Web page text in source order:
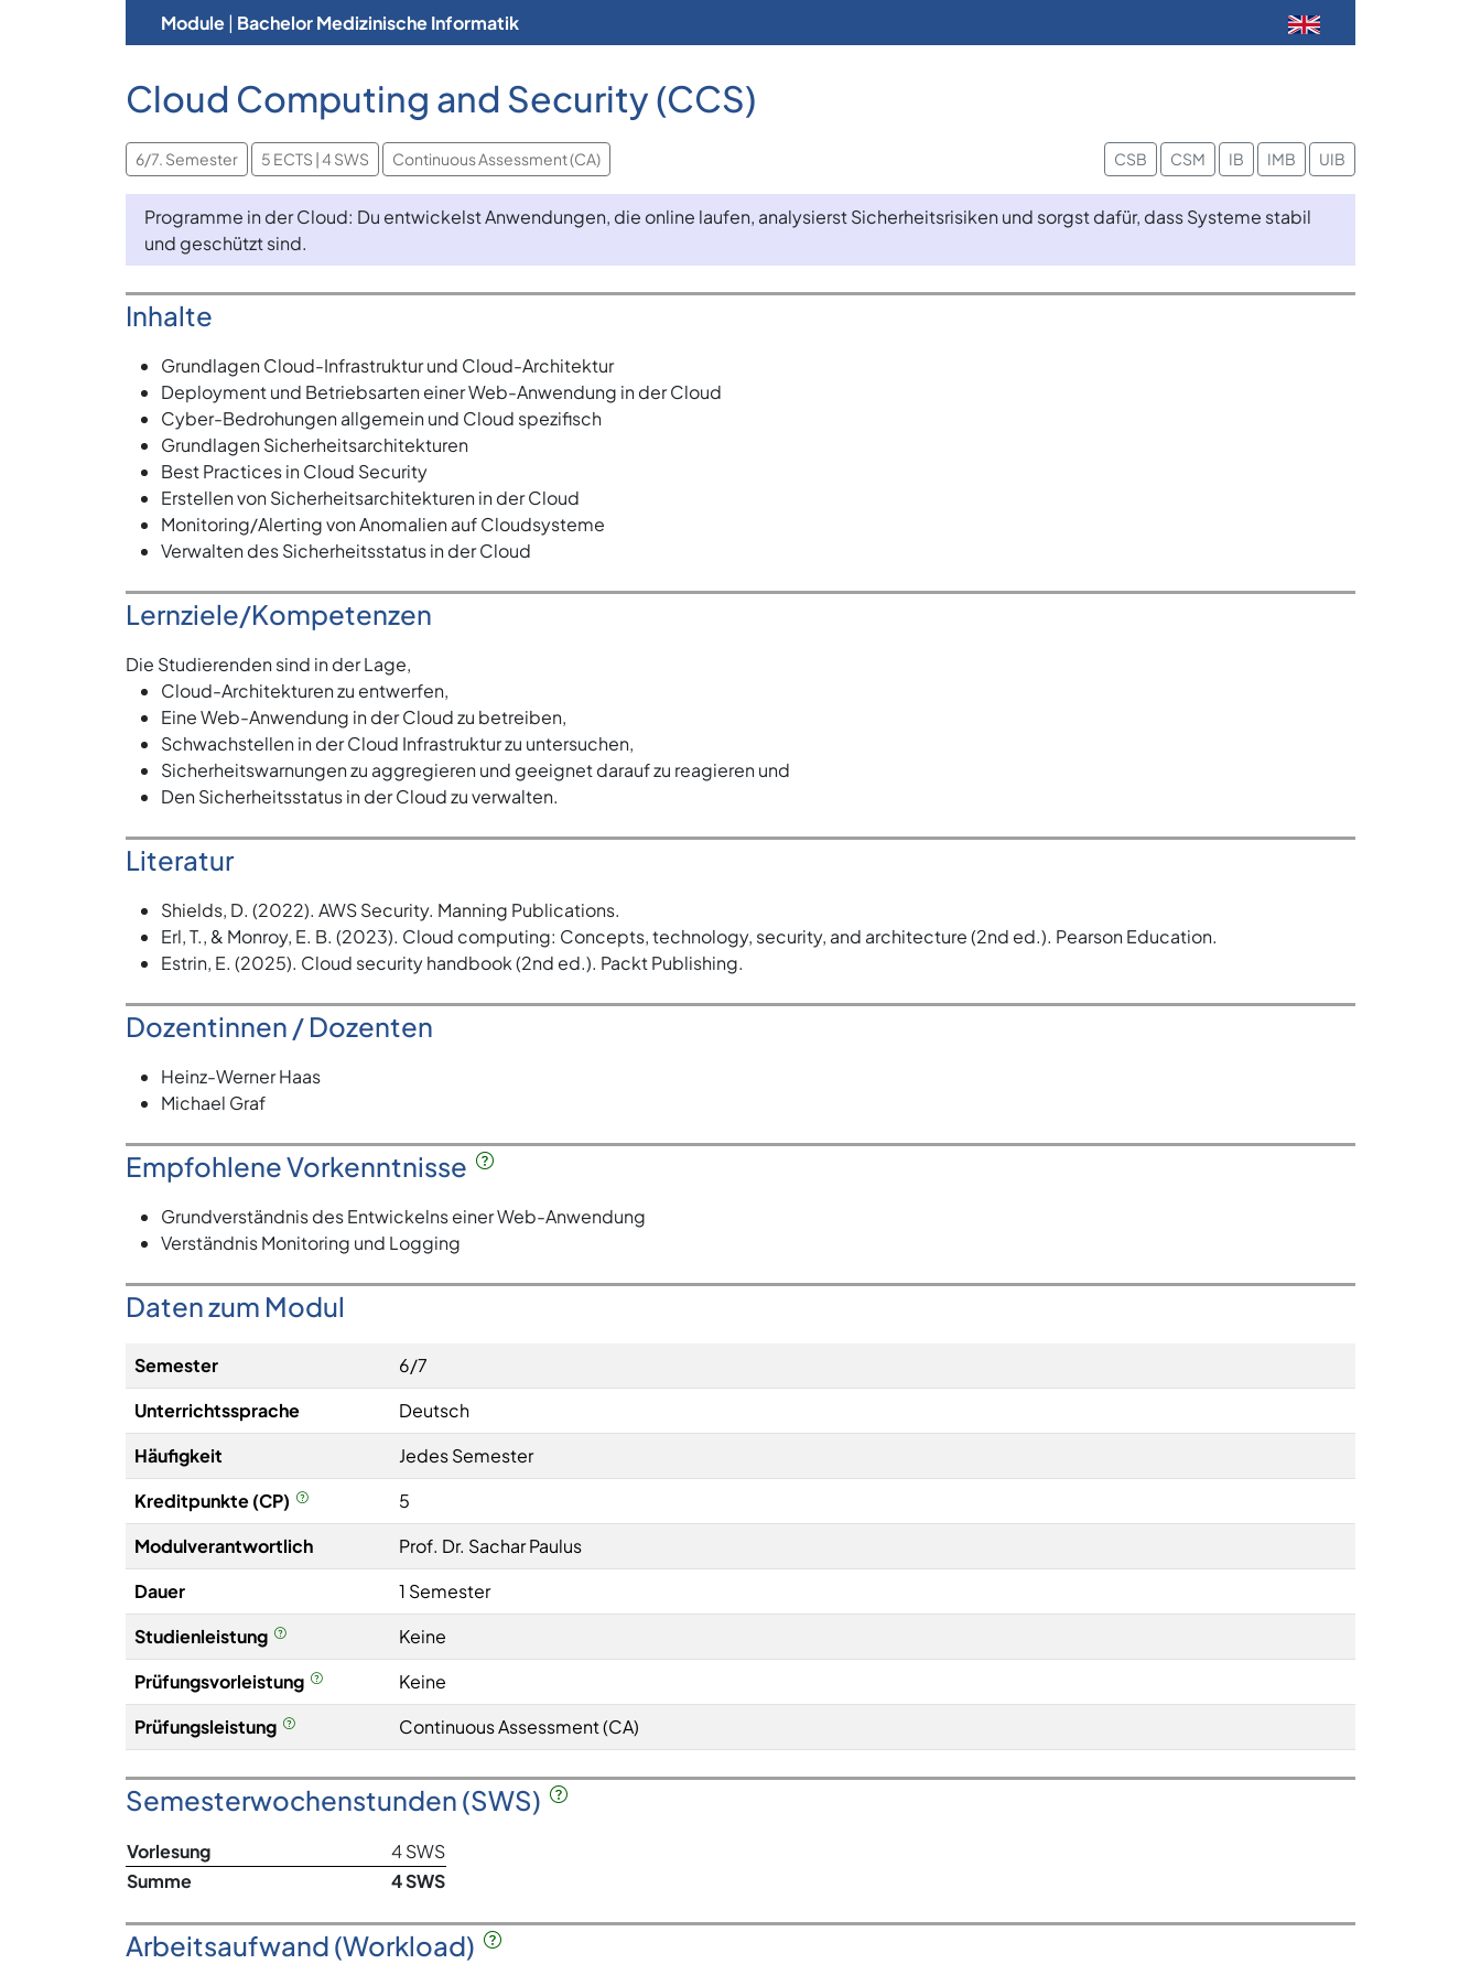
Module| Bachelor Medizinische Informatik
Cloud Computing and Security (CCS)
6/7. Semester 5 ECTS | 4 SWS Continuous Assessment (CA) CSB CSM IB IMB UIB
Programme in der Cloud: Du entwickelst Anwendungen, die online laufen, analysierst Sicherheitsrisiken und sorgst dafür, dass Systeme stabil
und geschützt sind.
Inhalte
Grundlagen Cloud-Infrastruktur und Cloud-Architektur
Deployment und Betriebsarten einer Web-Anwendung in der Cloud
Cyber-Bedrohungen allgemein und Cloud spezifisch
Grundlagen Sicherheitsarchitekturen
Best Practices in Cloud Security
Erstellen von Sicherheitsarchitekturen in der Cloud
Monitoring/Alerting von Anomalien auf Cloudsysteme
Verwalten des Sicherheitsstatus in der Cloud
Lernziele/Kompetenzen
Die Studierenden sind in der Lage,
Cloud-Architekturen zu entwerfen,
Eine Web-Anwendung in der Cloud zu betreiben,
Schwachstellen in der Cloud Infrastruktur zu untersuchen,
Sicherheitswarnungen zu aggregieren und geeignet darauf zu reagieren und
Den Sicherheitsstatus in der Cloud zu verwalten.
Literatur
Shields, D. (2022). AWS Security. Manning Publications.
Erl, T., & Monroy, E. B. (2023). Cloud computing: Concepts, technology, security, and architecture (2nd ed.). Pearson Education.
Estrin, E. (2025). Cloud security handbook (2nd ed.). Packt Publishing.
Dozentinnen / Dozenten
Heinz-Werner Haas
Michael Graf
Empfohlene Vorkenntnisse
Grundverständnis des Entwickelns einer Web-Anwendung
Verständnis Monitoring und Logging
Daten zum Modul
Semester
6/7
Unterrichtssprache
Deutsch
Häufigkeit
Jedes Semester
Kreditpunkte (CP)
5
Modulverantwortlich
Prof. Dr. Sachar Paulus
Dauer
1 Semester
Studienleistung
Keine
Prüfungsvorleistung
Keine
Prüfungsleistung
Continuous Assessment (CA)
Semesterwochenstunden (SWS)
Vorlesung
4 SWS
Summe
4 SWS
Arbeitsaufwand (Workload)